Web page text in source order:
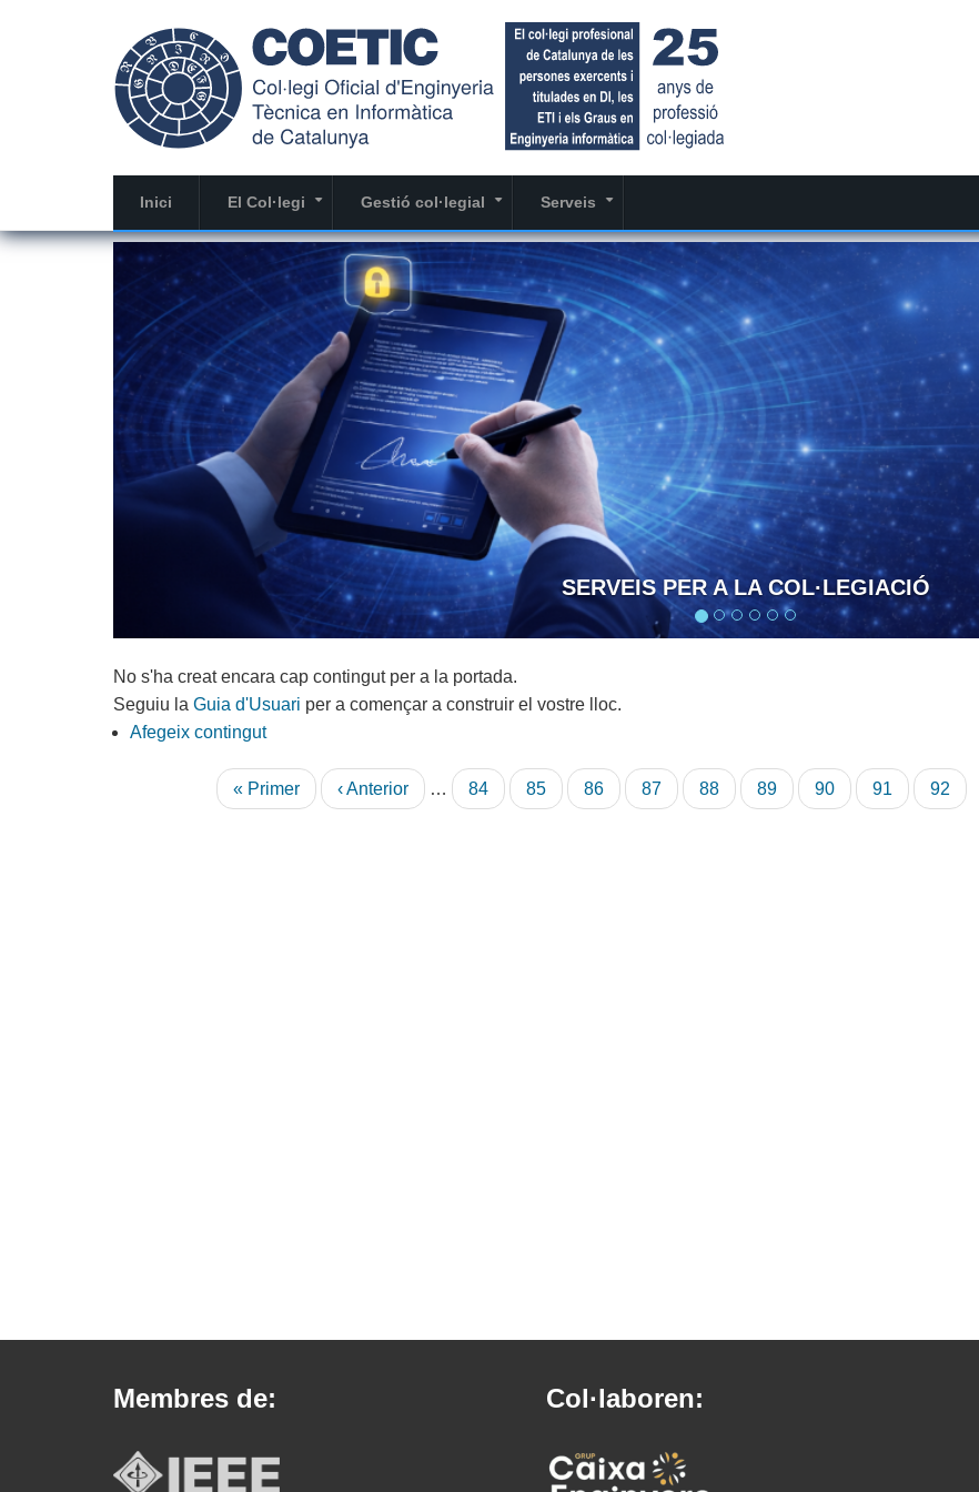
Inici El Col·legi Gestió col·legial Serveis
SERVEIS PER A LA COL·LEGIACIÓ
No s'ha creat encara cap contingut per a la portada.
Seguiu la Guia d'Usuari per a començar a construir el vostre lloc.
Afegeix contingut
Primera
« Primer
Pàgina
‹ Anterior … Pàgina
84 Pàgina
85 Pàgina
86 Pàgina
87 Pàgina
88 Pàgina
89 Pàgina
90 Pàgina
91
Pàgina
92
Membres de: Col·laboren: